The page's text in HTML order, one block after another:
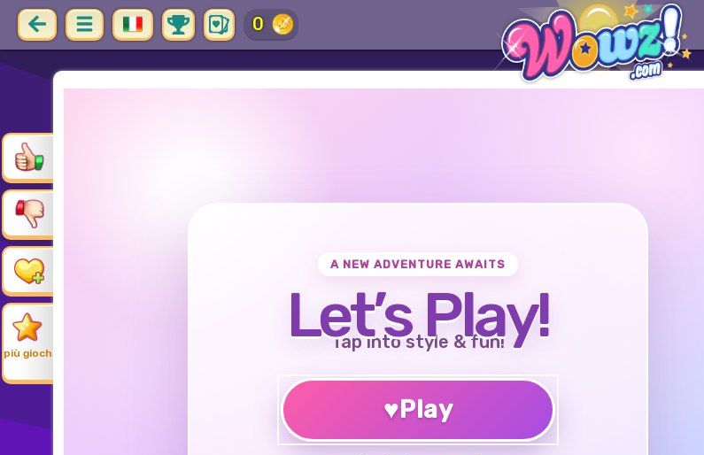
0
più giochi
A NEW ADVENTURE AWAITS
Let’s Play!
Tap into style & fun!
♥Play